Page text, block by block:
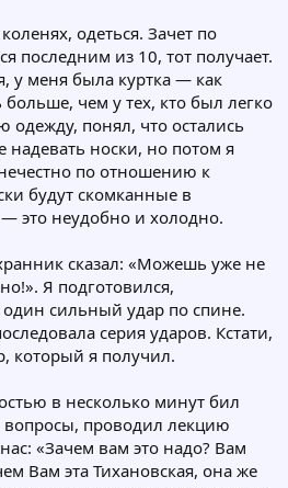
одеться. Зачет по
последним из 10, тот получает.
у меня была куртка — как
чем у тех, кто был легко
понял, что остались
носки, но потом я
по отношению к
будут скомканные в
это неудобно и холодно.
сказал: «Можешь уже не
Я подготовился,
сильный удар по спине.
серия ударов. Кстати,
который я получил.
в несколько минут бил
вопросы, проводил лекцию
«Зачем вам это надо? Вам
Вам эта Тихановская, она же